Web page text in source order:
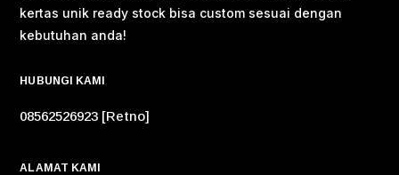
kertas unik ready stock bisa custom sesuai dengan
kebutuhan anda!
HUBUNGI KAMI
08562526923 [Retno]
ALAMAT KAMI